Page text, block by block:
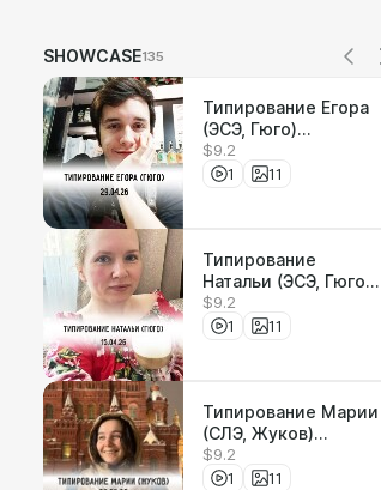
SHOWCASE135
Типирование Егора
(ЭСЭ, Гюго)
29.04.2026
$9.2
1
11
Типирование
Натальи (ЭСЭ, Гюго)
15.04.2026
$9.2
1
11
Типирование Марии
(СЛЭ, Жуков)
25.03.2026
$9.2
1
11